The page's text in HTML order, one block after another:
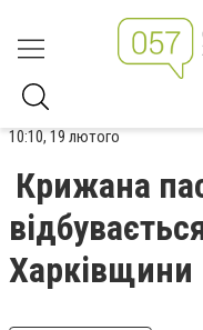
10:10, 19 лютого
Крижана
Харківщини